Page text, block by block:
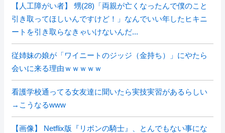
【人工障がい者】 甥(28)「両親が亡くなったんで僕のこと
引き取ってほしいんですけど！」なんでいい年したヒキニ
ートを引き取らなきゃいけないんだ...
従姉妹の娘が「ワイニートのジッジ（金持ち）」にやたら
会いに来る理由ｗｗｗｗｗ
看護学校通ってる女友達に聞いたら実技実習があるらしい
→こうなるwww
【画像】 Netflix版『リボンの騎士』、とんでもない事にな